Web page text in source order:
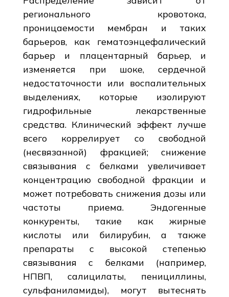
регионального кровотока,
проницаемости мембран и таких
барьеров, как гематоэнцефалический
барьер и плацентарный барьер, и
изменяется при шоке, сердечной
недостаточности или воспалительных
выделениях, которые изолируют
гидрофильные лекарственные
средства. Клинический эффект лучше
всего коррелирует со свободной
(несвязанной) фракцией; снижение
связывания с белками увеличивает
концентрацию свободной фракции и
может потребовать снижения дозы или
частоты приема. Эндогенные
конкуренты, такие как жирные
кислоты или билирубин, а также
препараты с высокой степенью
связывания с белками (например,
НПВП, салицилаты, пенициллины,
сульфаниламиды), могут вытеснять